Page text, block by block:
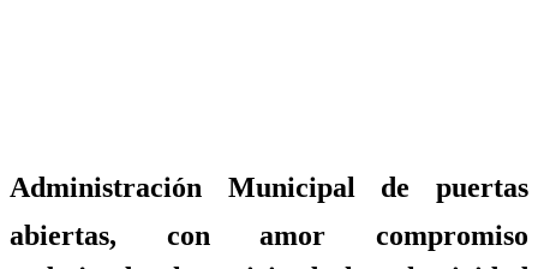
Administración Municipal de puertas
abiertas, con amor compromiso